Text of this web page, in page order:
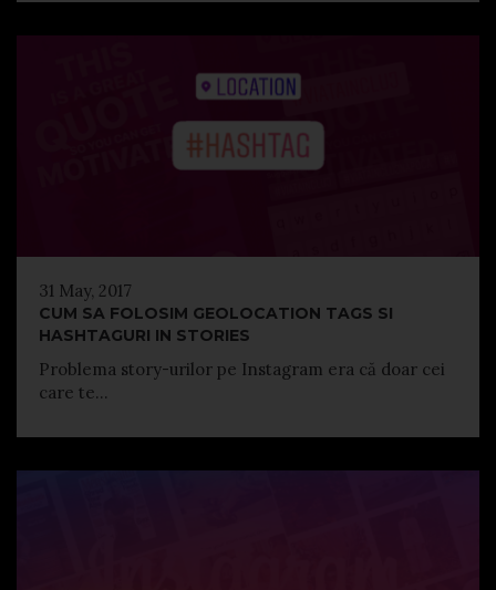
31 May, 2017
CUM SA FOLOSIM GEOLOCATION TAGS SI
HASHTAGURI IN STORIES
Problema story-urilor pe Instagram era că doar cei
care te...